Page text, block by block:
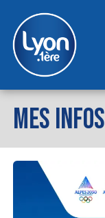
MES INFOS